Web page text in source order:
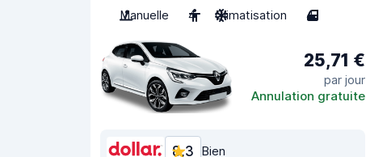
Manuelle
4 Climatisation 4
25,71 €
par jour
Annulation gratuite
8,3 Bien